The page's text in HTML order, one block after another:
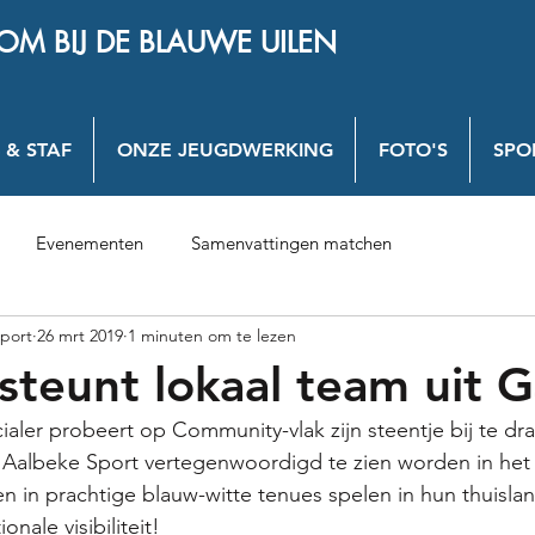
BIJ DE BLAUWE UILEN
STAF ONZE JEUGDWERKING FOTO'S
Evenementen Samenvattingen matchen
lokaal team uit
26 mrt 2019 1 minuten om te lezen
probeert op Community-vlak zijn steentje bij te
Sport vertegenwoordigd te zien worden in het
in prachtige blauw-witte tenues spelen in hun
visibiliteit!